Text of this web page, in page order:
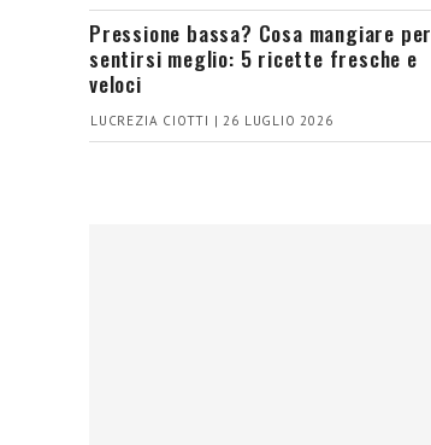
Pressione bassa? Cosa mangiare per
sentirsi meglio: 5 ricette fresche e
veloci
LUCREZIA CIOTTI | 26 LUGLIO 2026